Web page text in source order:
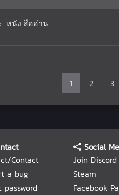
หนัง สืออ่าน
1 2 3
Contact
a bug
password
Social
Join Discord
Steam
Facebook